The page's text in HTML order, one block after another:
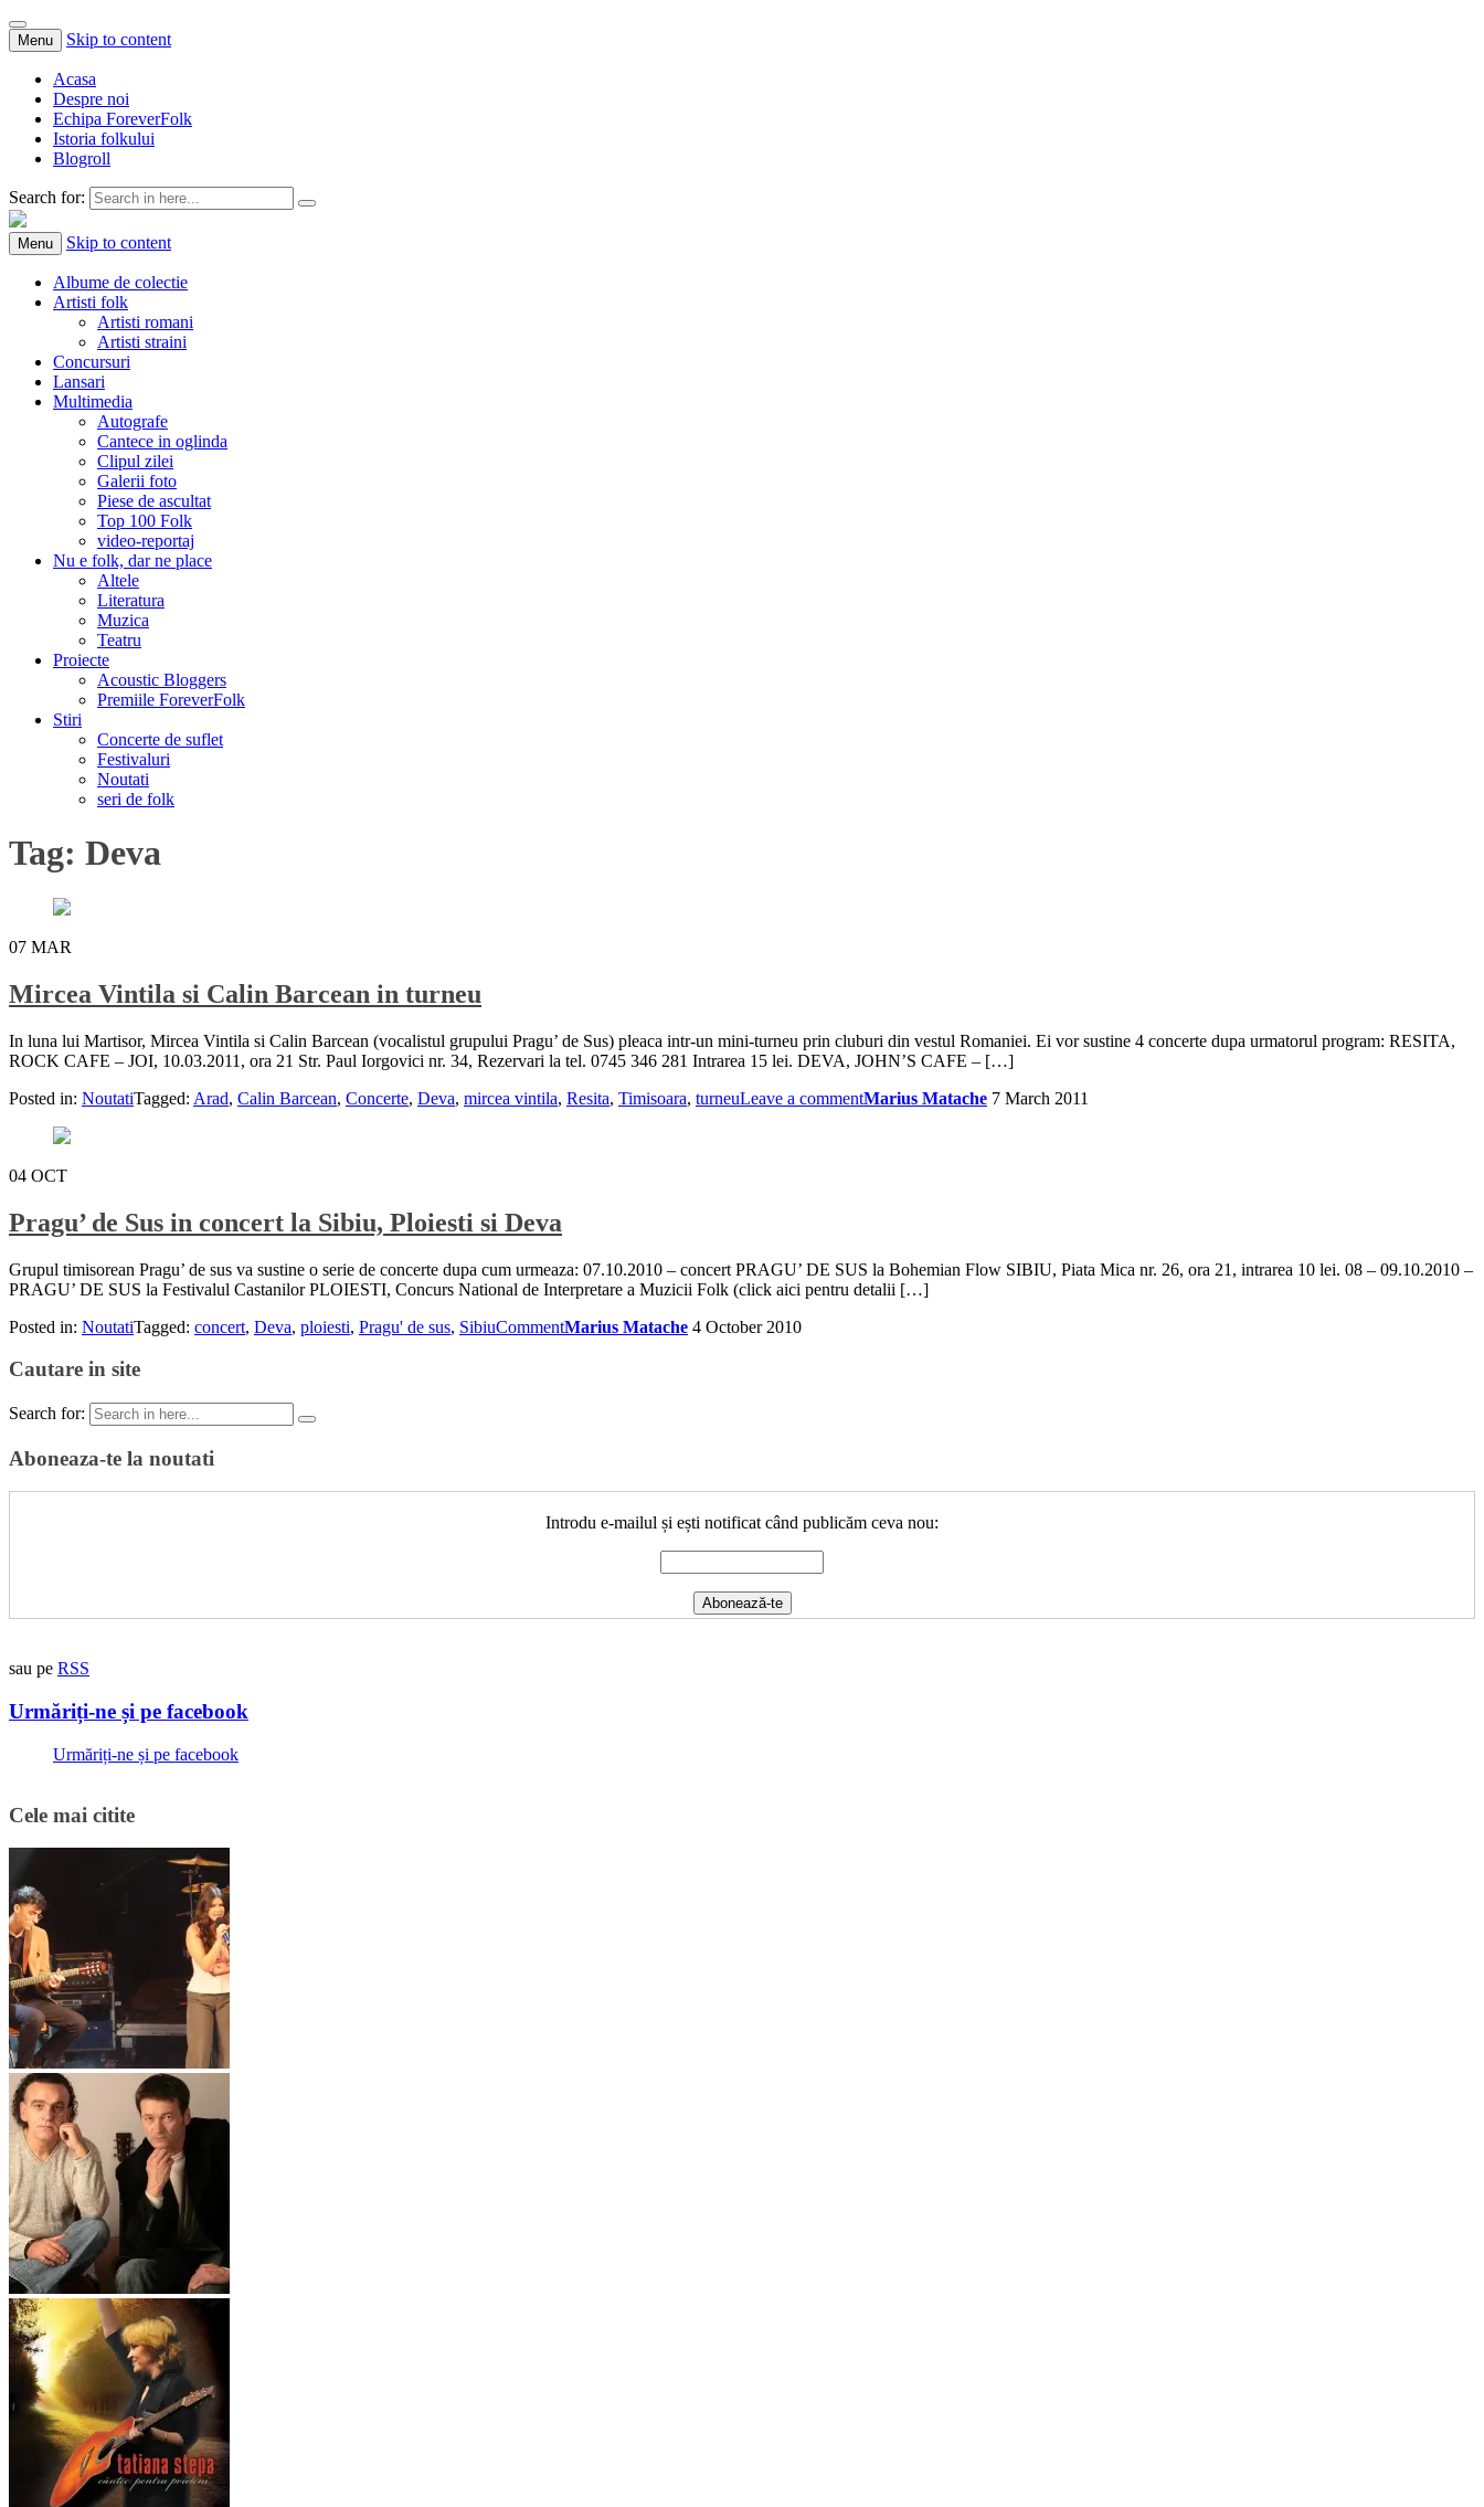
Menu Skip to content
Acasa
Despre noi
Echipa ForeverFolk
Istoria folkului
Blogroll
Search for:
ForeverFolk
Muzica sufletului tau
Menu Skip to content
Albume de colectie
Artisti folk
Artisti romani
Artisti straini
Concursuri
Lansari
Multimedia
Autografe
Cantece in oglinda
Clipul zilei
Galerii foto
Piese de ascultat
Top 100 Folk
video-reportaj
Nu e folk, dar ne place
Altele
Literatura
Muzica
Teatru
Proiecte
Acoustic Bloggers
Premiile ForeverFolk
Stiri
Concerte de suflet
Festivaluri
Noutati
seri de folk
Tag: Deva
07 MAR
Mircea Vintila si Calin Barcean in turneu
In luna lui Martisor, Mircea Vintila si Calin Barcean (vocalistul grupului Pragu’ de Sus) pleaca intr-un mini-turneu prin cluburi din vestul Romaniei. Ei vor sustine 4 concerte dupa urmatorul program: RESITA,
ROCK CAFE – JOI, 10.03.2011, ora 21 Str. Paul Iorgovici nr. 34, Rezervari la tel. 0745 346 281 Intrarea 15 lei. DEVA, JOHN’S CAFE – […]
Posted in: NoutatiTagged: Arad, Calin Barcean, Concerte, Deva, mircea vintila, Resita, Timisoara, turneuLeave a commentMarius Matache 7 March 2011
04 OCT
Pragu’ de Sus in concert la Sibiu, Ploiesti si Deva
Grupul timisorean Pragu’ de sus va sustine o serie de concerte dupa cum urmeaza: 07.10.2010 – concert PRAGU’ DE SUS la Bohemian Flow SIBIU, Piata Mica nr. 26, ora 21, intrarea 10 lei. 08 – 09.10.2010 –
PRAGU’ DE SUS la Festivalul Castanilor PLOIESTI, Concurs National de Interpretare a Muzicii Folk (click aici pentru detalii […]
Posted in: NoutatiTagged: concert, Deva, ploiesti, Pragu' de sus, SibiuCommentMarius Matache 4 October 2010
Cautare in site
Search for:
Aboneaza-te la noutati
Introdu e-mailul și ești notificat când publicăm ceva nou:
sau pe RSS
Urmăriți-ne și pe facebook
Urmăriți-ne și pe facebook
Cele mai citite